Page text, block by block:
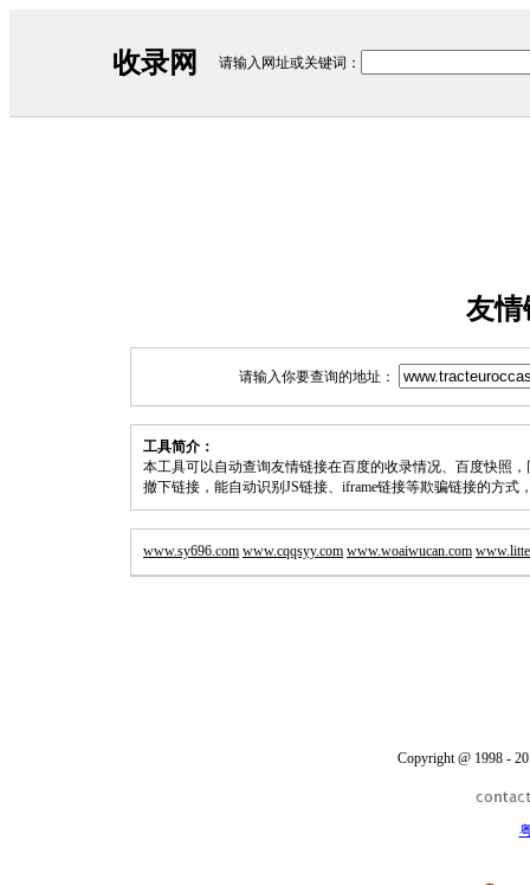
收录网 请输入网址或关键词：
友情
请输入你要查询的地址：
工具简介：
本工具可以自动查询友情链接在百度的收录情况、百度快照
撤下链接，能自动识别JS链接、iframe链接等欺骗链接的方式
www.sy696.com www.cqqsyy.com www.woaiwucan.com
Copyright @ 1998 -